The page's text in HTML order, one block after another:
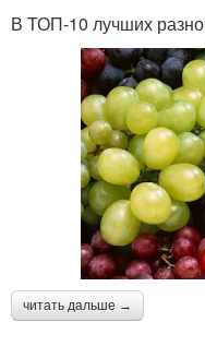
В ТОП-10 лучших
читать дальше →